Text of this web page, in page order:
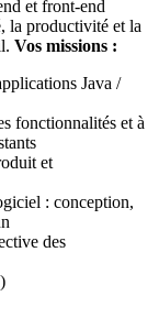
et front-end
la productivité et la
Vos missions :
Java /
fonctionnalités et à
et
: conception,
des